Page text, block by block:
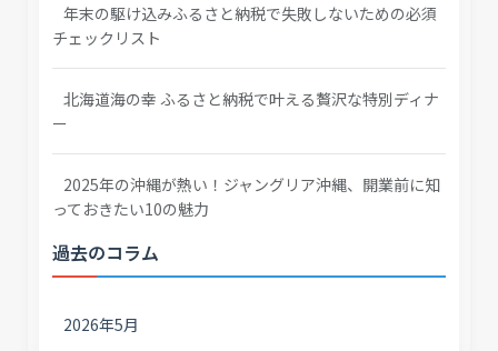
年末の駆け込みふるさと納税で失敗しないための必須
チェックリスト
北海道海の幸 ふるさと納税で叶える贅沢な特別ディナ
ー
2025年の沖縄が熱い！ジャングリア沖縄、開業前に知
っておきたい10の魅力
過去のコラム
2026年5月